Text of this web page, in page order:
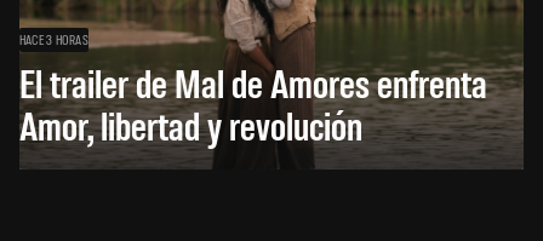
HACE 3 HORAS
El trailer de Mal de Amores enfrenta
Amor, libertad y revolución